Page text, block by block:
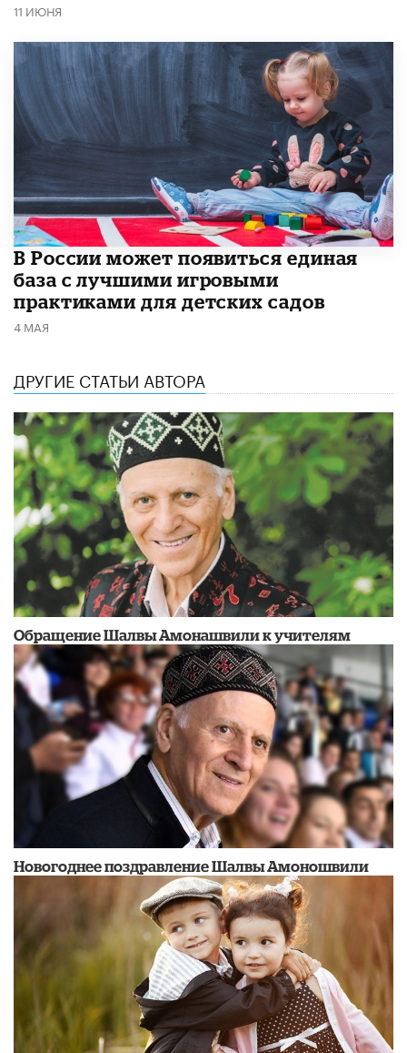
11 ИЮНЯ
В России может появиться единая
база с лучшими игровыми
практиками для детских садов
4 МАЯ
ДРУГИЕ СТАТЬИ АВТОРА
Обращение Шалвы Амонашвили к учителям
Новогоднее поздравление Шалвы Амоношвили